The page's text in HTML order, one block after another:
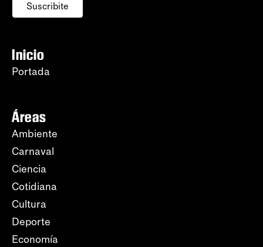
Suscribite
Inicio
Portada
Áreas
Ambiente
Carnaval
Ciencia
Cotidiana
Cultura
Deporte
Economía